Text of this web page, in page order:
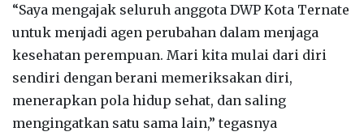
“Saya mengajak seluruh anggota DWP Kota Ternate
untuk menjadi agen perubahan dalam menjaga
kesehatan perempuan. Mari kita mulai dari diri
sendiri dengan berani memeriksakan diri,
menerapkan pola hidup sehat, dan saling
mengingatkan satu sama lain,” tegasnya